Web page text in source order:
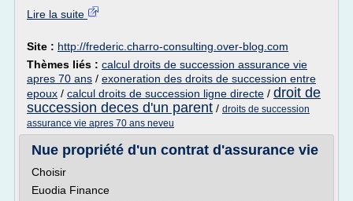
Lire la suite
Site : http://frederic.charro-consulting.over-blog.com
Thèmes liés : calcul droits de succession assurance vie
apres 70 ans / exoneration des droits de succession entre
epoux / calcul droits de succession ligne directe / droit de
succession deces d'un parent / droits de succession
assurance vie apres 70 ans neveu
Nue propriété d'un contrat d'assurance vie
Choisir
Euodia Finance